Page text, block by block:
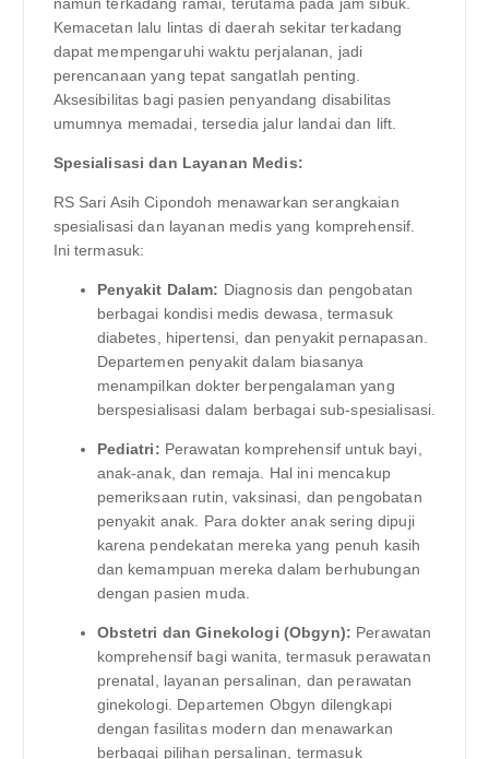
Kemacetan lalu lintas di daerah sekitar terkadang
dapat mempengaruhi waktu perjalanan, jadi
perencanaan yang tepat sangatlah penting.
Aksesibilitas bagi pasien penyandang disabilitas
umumnya memadai, tersedia jalur landai dan lift.
Spesialisasi dan Layanan Medis:
RS Sari Asih Cipondoh menawarkan serangkaian
spesialisasi dan layanan medis yang komprehensif.
Ini termasuk:
Penyakit Dalam: Diagnosis dan pengobatan
berbagai kondisi medis dewasa, termasuk
diabetes, hipertensi, dan penyakit pernapasan.
Departemen penyakit dalam biasanya
menampilkan dokter berpengalaman yang
berspesialisasi dalam berbagai sub-spesialisasi.
Pediatri: Perawatan komprehensif untuk bayi,
anak-anak, dan remaja. Hal ini mencakup
pemeriksaan rutin, vaksinasi, dan pengobatan
penyakit anak. Para dokter anak sering dipuji
karena pendekatan mereka yang penuh kasih
dan kemampuan mereka dalam berhubungan
dengan pasien muda.
Obstetri dan Ginekologi (Obgyn): Perawatan
komprehensif bagi wanita, termasuk perawatan
prenatal, layanan persalinan, dan perawatan
ginekologi. Departemen Obgyn dilengkapi
dengan fasilitas modern dan menawarkan
berbagai pilihan persalinan, termasuk